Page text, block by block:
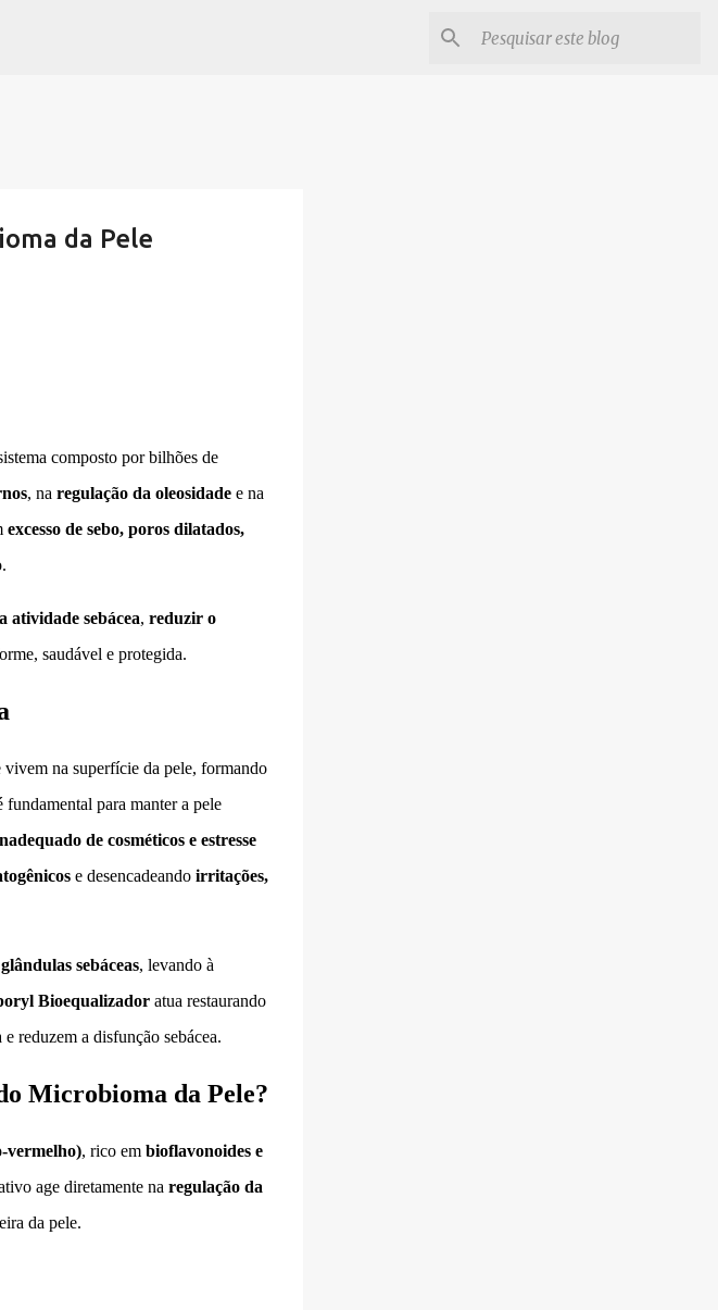
da Pele
composto por bilhões de
, na regulação da oleosidadee na
excesso de sebo, poros dilatados,
atividade sebácea, reduzir o
saudável e protegida.
na superfície da pele, formando
fundamental para manter a pele
de cosméticos e estresse
e desencadeando irritações,
sebáceas, levando à
Bioequalizadoratua restaurando
reduzem a disfunção sebácea.
Microbioma da Pele?
vermelho), rico em bioflavonoides e
age diretamente na regulação da
da pele.